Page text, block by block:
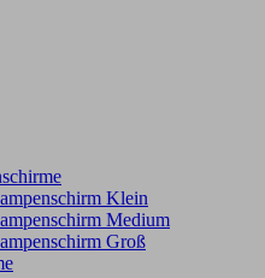
Klein​
Medium
Groß​